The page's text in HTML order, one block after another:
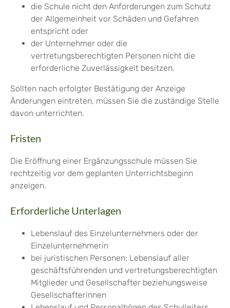
die Schule nicht den Anforderungen zum Schutz
der Allgemeinheit vor Schäden und Gefahren
entspricht oder
der Unternehmer oder die
vertretungsberechtigten Personen nicht die
erforderliche Zuverlässigkeit besitzen.
Sollten nach erfolgter Bestätigung der Anzeige
Änderungen eintreten, müssen Sie die zuständige Stelle
davon unterrichten.
Fristen
Die Eröffnung einer Ergänzungsschule müssen Sie
rechtzeitig vor dem geplanten Unterrichtsbeginn
anzeigen.
Erforderliche Unterlagen
Lebenslauf des Einzelunternehmers oder der
Einzelunternehmerin
bei juristischen Personen: Lebenslauf aller
geschäftsführenden und vertretungsberechtigten
Mitglieder und Gesellschafter beziehungsweise
Gesellschafterinnen